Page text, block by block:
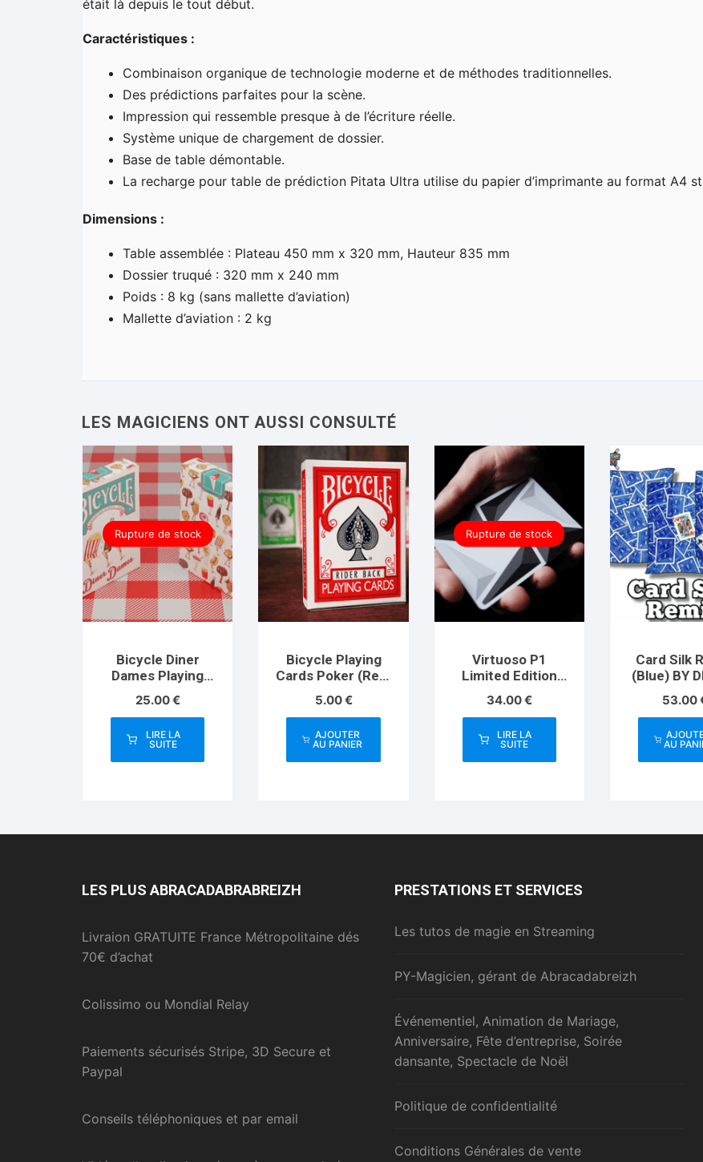
était là depuis le tout début.
Caractéristiques :
Combinaison organique de technologie moderne et de méthodes traditionnelles.
Des prédictions parfaites pour la scène.
Impression qui ressemble presque à de l’écriture réelle.
Système unique de chargement de dossier.
Base de table démontable.
La recharge pour table de prédiction Pitata Ultra utilise du papier d’imprimante au format A4
Dimensions :
Table assemblée : Plateau 450 mm x 320 mm, Hauteur 835 mm
Dossier truqué : 320 mm x 240 mm
Poids : 8 kg (sans mallette d’aviation)
Mallette d’aviation : 2 kg
Rupture de stock
Bicycle Diner
Dames Playing
Cards by Kelly
Gilleran
25.00€
LIRE LA
SUITE
Bicycle Playing
Cards Poker (Red)
by US Playing
Card Co
5.00€
AJOUTER
AU PANIER
Rupture de stock
Virtuoso P1
Limited Edition
Playing Cards
34.00€
LIRE LA
SUITE
Card Silk
(Blue) BY
53.00
AU
LES PLUS ABRACADABRABREIZH
Livraion GRATUITE France Métropolitaine dés
70€ d’achat
Colissimo ou Mondial Relay
Paiements sécurisés Stripe, 3D Secure et
Paypal
Conseils téléphoniques et par email
PRESTATIONS ET SERVICES
Les tutos de magie en Streaming
PY-Magicien, gérant de Abracadabreizh
Événementiel, Animation de Mariage,
Anniversaire, Fête d’entreprise, Soirée
dansante, Spectacle de Noël
Politique de confidentialité
Conditions Générales de vente